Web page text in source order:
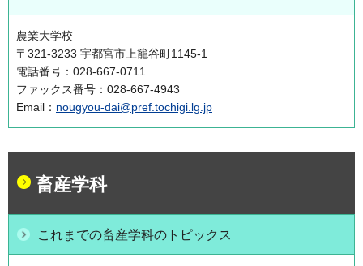
農業大学校
〒321-3233 宇都宮市上籠谷町1145-1
電話番号：028-667-0711
ファックス番号：028-667-4943
Email： nougyou-dai@pref.tochigi.lg.jp
畜産学科
これまでの畜産学科のトピックス